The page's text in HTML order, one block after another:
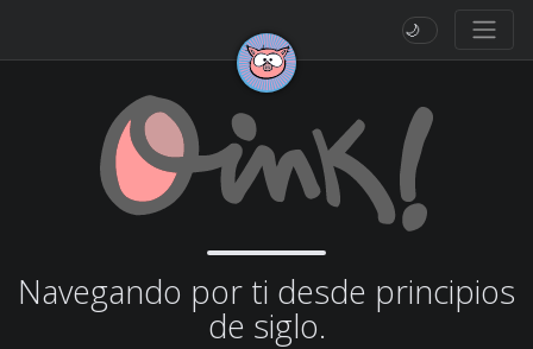
🌙
Navegando por ti desde principios
de siglo.